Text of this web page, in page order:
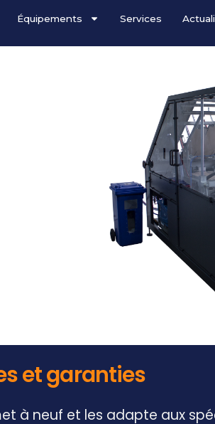
Équipements Services
et garanties
à neuf et les adapte aux